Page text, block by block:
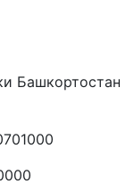
Башкортостан